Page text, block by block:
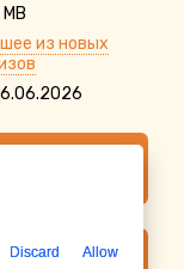
MB
из новых
Discard Allow